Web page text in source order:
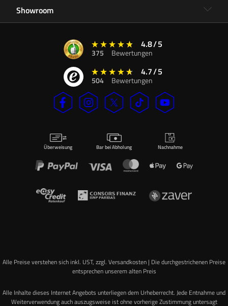
Showroom
4.8/5
375 Bewertungen
4.7/5
504 Bewertungen
Überweisung Bar bei Abholung Nachnahme
Alle Preise verstehen sich inkl. UST, zzgl. Versandkosten | Die durchgestrichenen Preise
entsprechen unserem alten Preis
Alle Inhalte dieses Internet Angebots unterliegen dem Urheberrecht. Jede Entnahme und
Weiterverwendung auch auszugsweise ist ohne vorherige Zustimmung untersagt